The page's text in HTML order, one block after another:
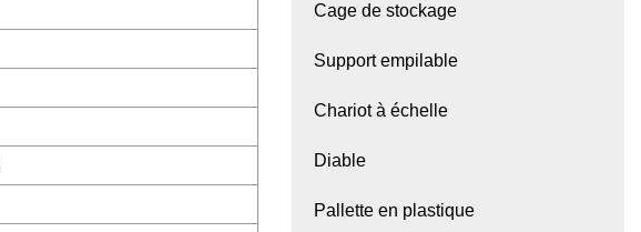
Cage de stockage
Support empilable
Chariot à échelle
Diable
Pallette en plastique